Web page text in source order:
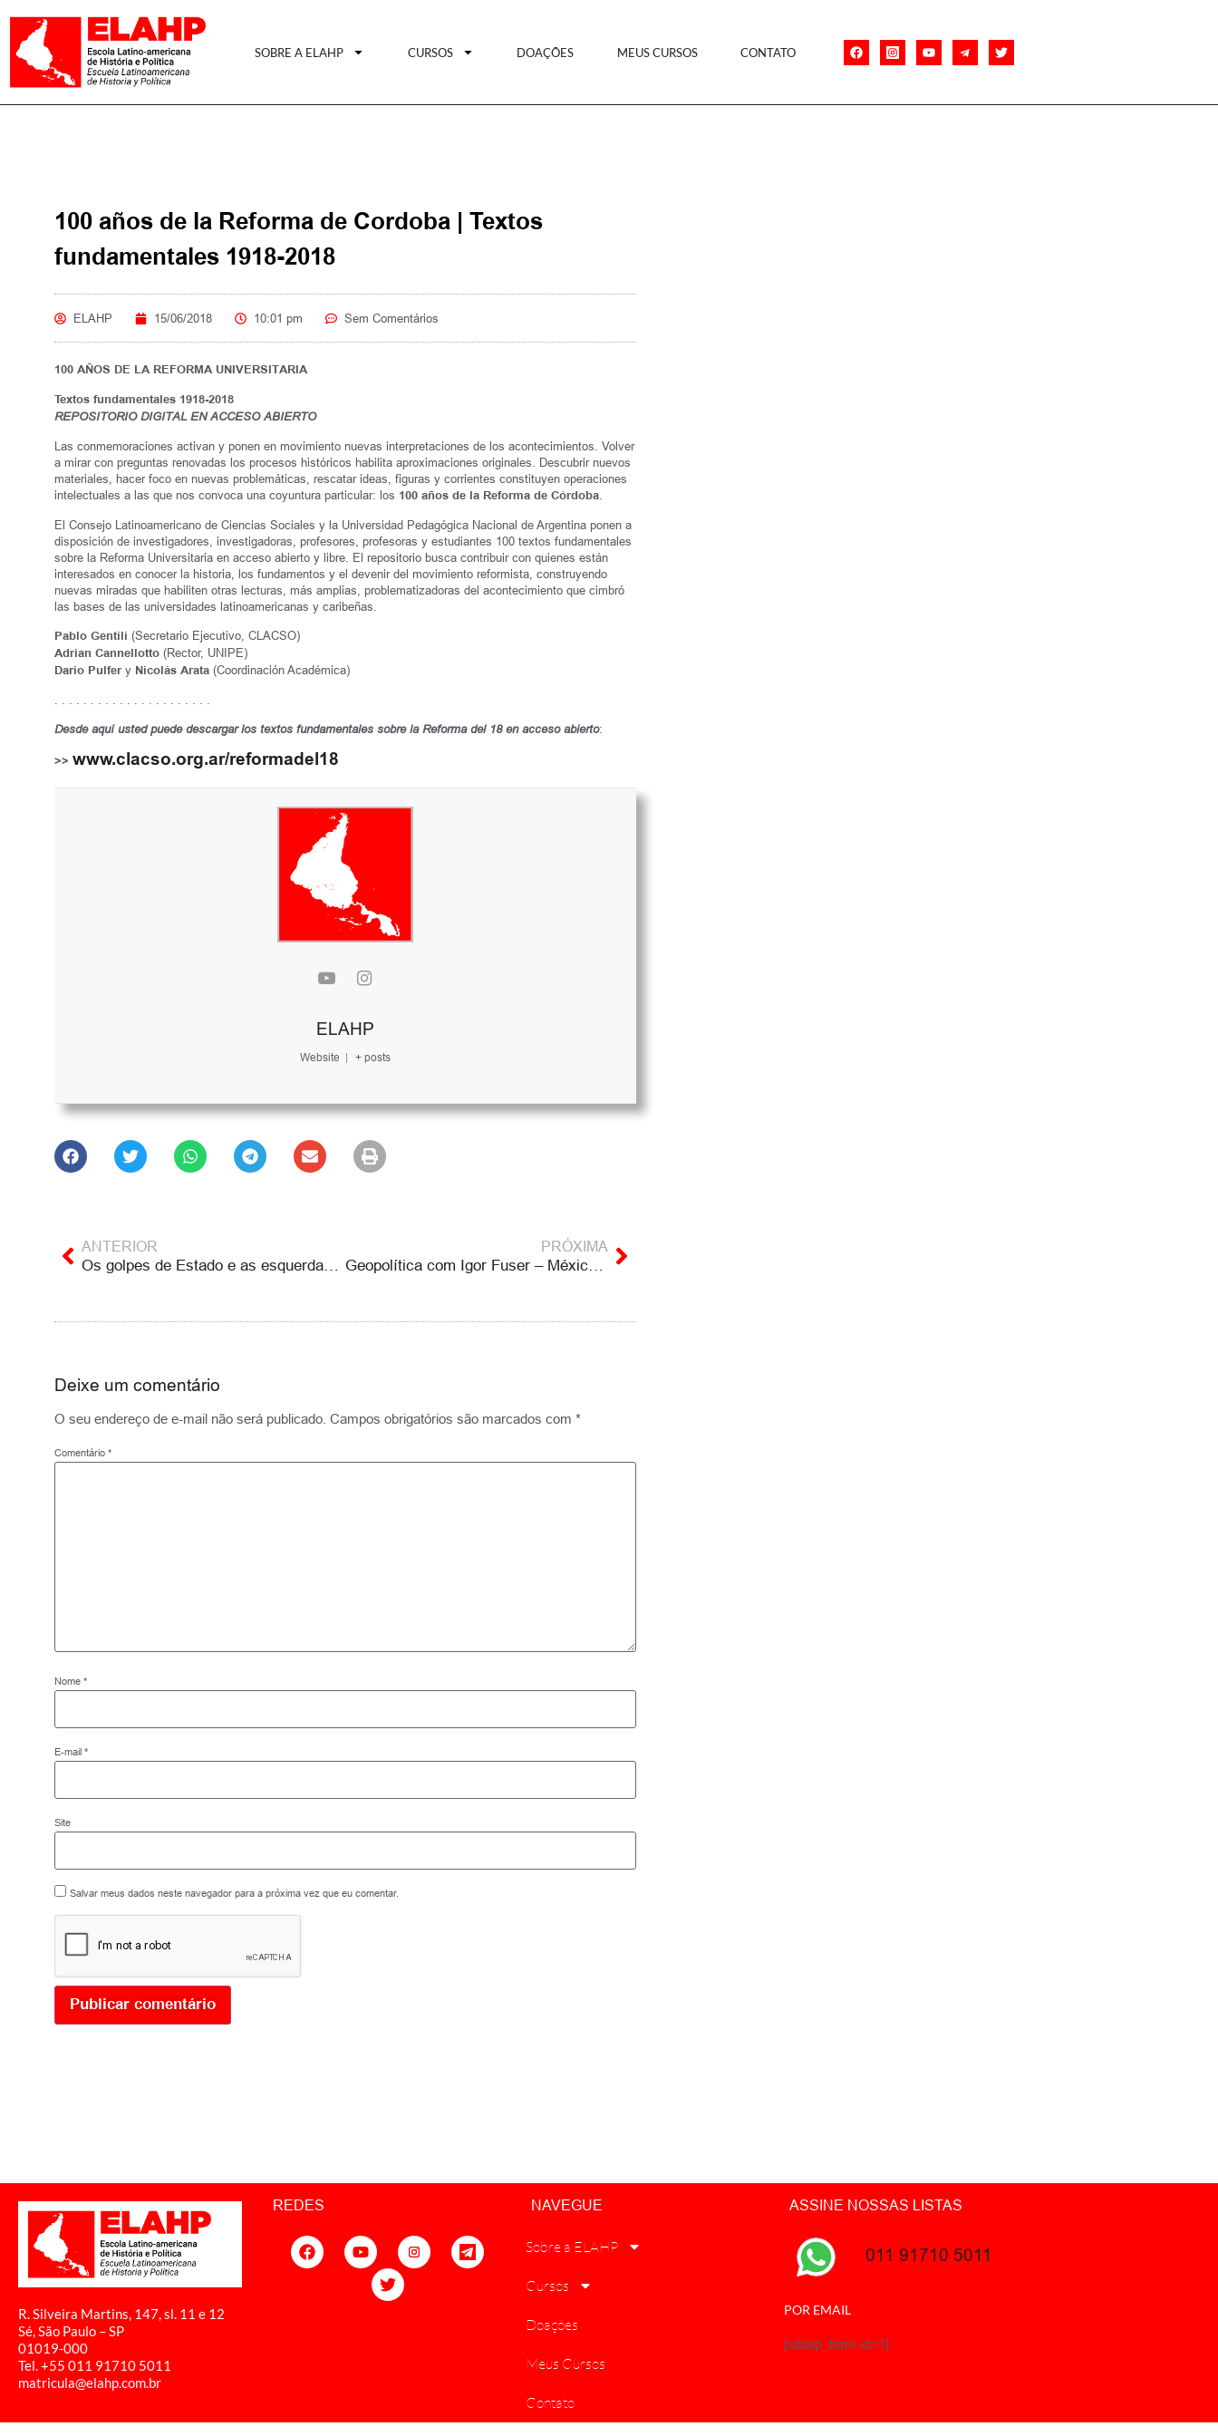
SOBRE A ELAHP CURSOS DOAÇÕES MEUS CURSOS CONTATO
100 años de la Reforma de Cordoba | Textos
fundamentales 1918-2018
ELAHP 15/06/2018 10:01 pm Sem Comentários
100 AÑOS DE LA REFORMA UNIVERSITARIA
Textos fundamentales 1918-2018
REPOSITORIO DIGITAL EN ACCESO ABIERTO
Las conmemoraciones activan y ponen en movimiento nuevas interpretaciones de los acontecimientos. Volver
a mirar con preguntas renovadas los procesos históricos habilita aproximaciones originales. Descubrir nuevos
materiales, hacer foco en nuevas problemáticas, rescatar ideas, figuras y corrientes constituyen operaciones
intelectuales a las que nos convoca una coyuntura particular: los 100 años de la Reforma de Córdoba
El Consejo Latinoamericano de Ciencias Sociales y la Universidad Pedagógica Nacional de Argentina ponen a
disposición de investigadores, investigadoras, profesores, profesoras y estudiantes 100 textos fundamentales
sobre la Reforma Universitaria en acceso abierto y libre. El repositorio busca contribuir con quienes están
interesados en conocer la historia, los fundamentos y el devenir del movimiento reformista, construyendo
nuevas miradas que habiliten otras lecturas, más amplias, problematizadoras del acontecimiento que cimbró
las bases de las universidades latinoamericanas y caribeñas.
Pablo Gentili (Secretario Ejecutivo, CLACSO)
Adrian Cannellotto (Rector, UNIPE)
Dario Pulfer y Nicolás Arata (Coordinación Académica)
Desde aquí usted puede descargar los textos fundamentales sobre la Reforma del 18 en acceso abierto:
>> www.clacso.org.ar/reformadel18
ELAHP
Website | + posts
ANTERIOR
Os golpes de Estado e as esquerdas, 1964 e 2016
PRÓXIMA
Geopolítica com Igor Fuser – México vai às urnas, esquerda é favorita
Deixe um comentário
O seu endereço de e-mail não será publicado. Campos obrigatórios são marcados com *
Comentário *
Nome *
E-mail *
Site
Salvar meus dados neste navegador para a próxima vez que eu comentar.
R. Silveira Martins, 147, sl. 11 e 12
Sé, São Paulo – SP
01019-000
Tel. +55 011 91710 5011
matricula@elahp.com.br
REDES NAVEGUE
Sobre a ELAHP
Cursos
Doações
Meus Cursos
Contato
ASSINE NOSSAS LISTAS
011 91710 5011
POR EMAIL
[sibwp_form id=1]